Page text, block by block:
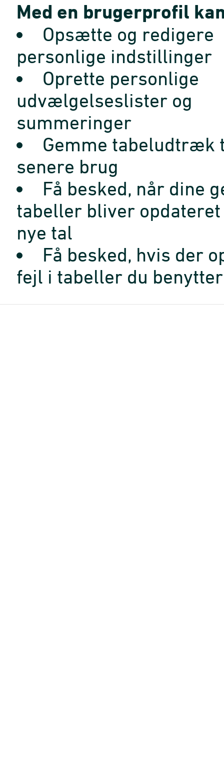
Med en brugerprofil
Opsætte og redigere
personlige indstillinger
Oprette personlige
udvælgelseslister og
summeringer
Gemme tabeludtræk
senere brug
Få besked, når dine
tabeller bliver opdateret
nye tal
Få besked, hvis der
fejl i tabeller du benytter